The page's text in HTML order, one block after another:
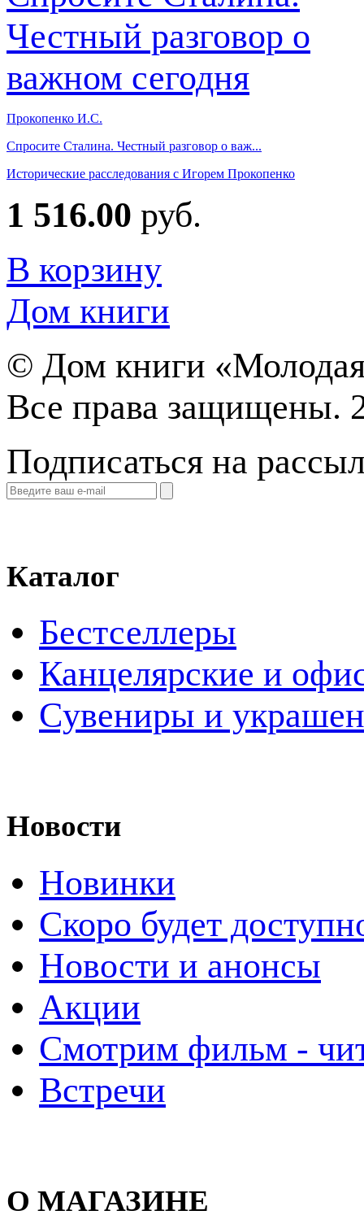
Прокопенко И.С.
Спросите Сталина. Честный разговор о важ...
Исторические расследования с Игорем Прокопенко
1 516.00 руб.
В корзину
Дом книги
© Дом книги
Все права защищены.
Подписаться на
Каталог
Бестселлеры
Канцелярские и
Cувениры и
Новости
Новинки
Скоро будет
Новости и анонсы
Акции
Смотрим фильм -
Встречи
О МАГАЗИНЕ